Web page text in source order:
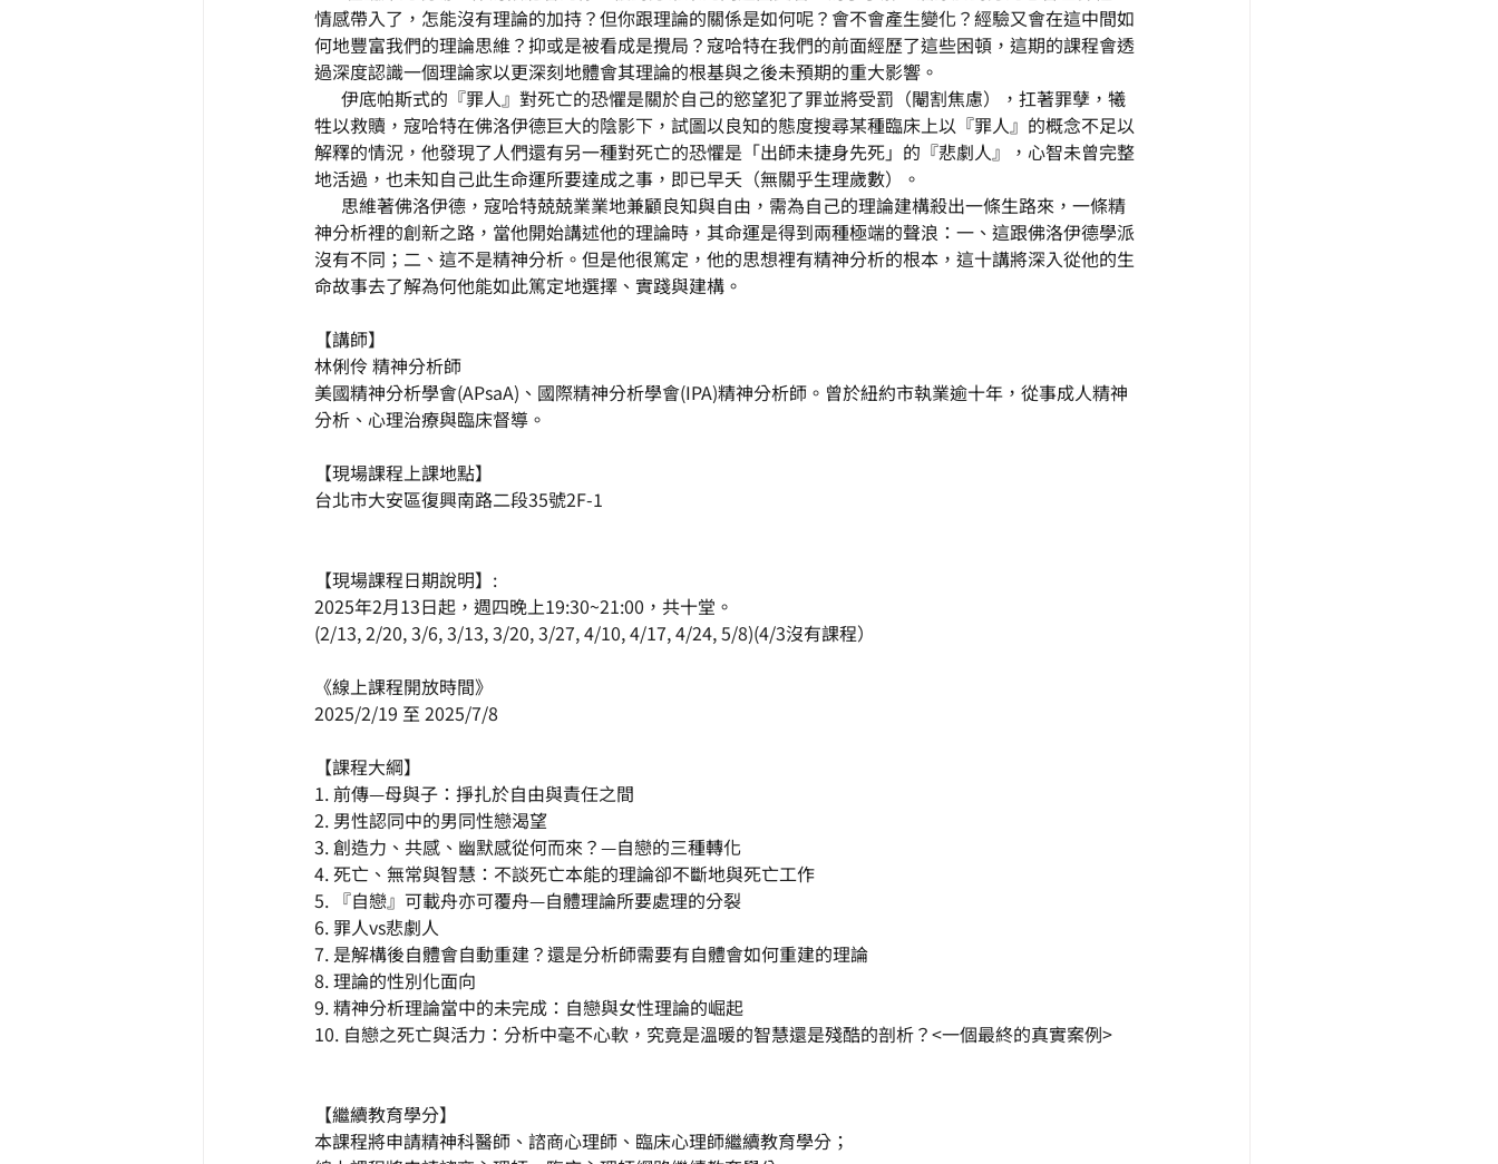
情感帶入了，怎能沒有理論的加持？但你跟理論的關係是如何呢？會不會產生變化？經驗又會在這中間如
何地豐富我們的理論思維？抑或是被看成是攪局？寇哈特在我們的前面經歷了這些困頓，這期的課程會透
過深度認識一個理論家以更深刻地體會其理論的根基與之後未預期的重大影響。
伊底帕斯式的『罪人』對死亡的恐懼是關於自己的慾望犯了罪並將受罰（閹割焦慮），扛著罪孽，犧
牲以救贖，寇哈特在佛洛伊德巨大的陰影下，試圖以良知的態度搜尋某種臨床上以『罪人』的概念不足以
解釋的情況，他發現了人們還有另一種對死亡的恐懼是「出師未捷身先死」的『悲劇人』，心智未曾完整
地活過，也未知自己此生命運所要達成之事，即已早夭（無關乎生理歲數）。
思維著佛洛伊德，寇哈特兢兢業業地兼顧良知與自由，需為自己的理論建構殺出一條生路來，一條精
神分析裡的創新之路，當他開始講述他的理論時，其命運是得到兩種極端的聲浪：一、這跟佛洛伊德學派
沒有不同；二、這不是精神分析。但是他很篤定，他的思想裡有精神分析的根本，這十講將深入從他的生
命故事去了解為何他能如此篤定地選擇、實踐與建構。
【講師】
林俐伶 精神分析師
美國精神分析學會(APsaA)、國際精神分析學會(IPA)精神分析師。曾於紐約市執業逾十年，從事成人精神
分析、心理治療與臨床督導。
【現場課程上課地點】
台北市大安區復興南路二段35號2F-1
【現場課程日期說明】:
2025年2月13日起，週四晚上19:30~21:00，共十堂。
(2/13, 2/20, 3/6, 3/13, 3/20, 3/27, 4/10, 4/17, 4/24, 5/8)(4/3沒有課程）
《線上課程開放時間》
2025/2/19 至 2025/7/8
【課程大綱】
1. 前傳—母與子：掙扎於自由與責任之間
2. 男性認同中的男同性戀渴望
3. 創造力、共感、幽默感從何而來？—自戀的三種轉化
4. 死亡、無常與智慧：不談死亡本能的理論卻不斷地與死亡工作
5. 『自戀』可載舟亦可覆舟—自體理論所要處理的分裂
6. 罪人vs悲劇人
7. 是解構後自體會自動重建？還是分析師需要有自體會如何重建的理論
8. 理論的性別化面向
9. 精神分析理論當中的未完成：自戀與女性理論的崛起
10. 自戀之死亡與活力：分析中毫不心軟，究竟是溫暖的智慧還是殘酷的剖析？<一個最終的真實案例>
【繼續教育學分】
本課程將申請精神科醫師、諮商心理師、臨床心理師繼續教育學分；